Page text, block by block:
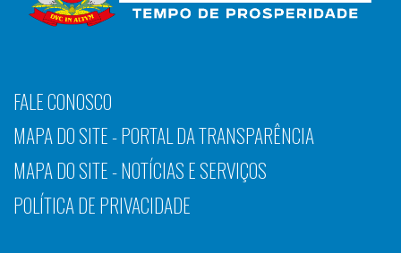
FALE CONOSCO
MAPA DO SITE - PORTAL DA TRANSPARÊNCIA
MAPA DO SITE - NOTÍCIAS E SERVIÇOS
POLÍTICA DE PRIVACIDADE